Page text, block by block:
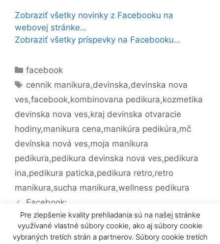
Zobraziť všetky novinky z Facebooku na
webovej stránke…
Zobraziť všetky príspevky na Facebooku…
Kategórie
facebook
Značky
cennik manikura,devinska,devinska nova
ves,facebook,kombinovana pedikura,kozmetika
devinska nova ves,kraj devinska otvaracie
hodiny,manikura cena,manikúra pedikúra,mč
devínska nová ves,moja manikura
pedikura,pedikura devinska nova ves,pedikura
ina,pedikura paticka,pedikura retro,retro
manikura,sucha manikura,wellness pedikura
Navigácia
článkami
Facebook:
https://m.facebook.com/story.php?
story_fbid=1682220321841616
Pre zlepšenie kvality prehliadania sú na našej stránke
využívané vlastné súbory cookie, ako aj súbory cookie
vybraných tretích strán a partnerov. Súbory cookie tretích